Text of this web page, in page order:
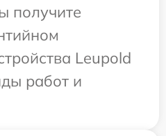
получите
Leupold
работ и